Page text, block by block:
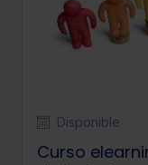
Disponible
Curso